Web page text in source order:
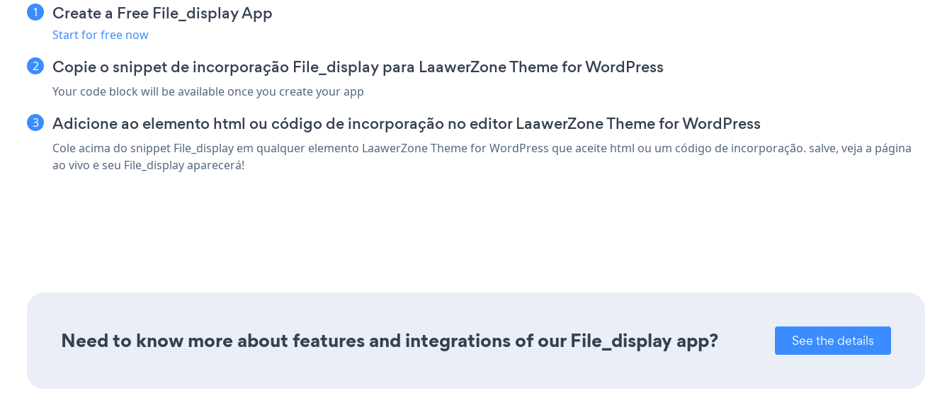
Create a Free File_display App
Start for free now
Copie o snippet de incorporação File_display para LaawerZone Theme for WordPress
Your code block will be available once you create your app
Adicione ao elemento html ou código de incorporação no editor LaawerZone Theme for WordPress
Cole acima do snippet File_display em qualquer elemento LaawerZone Theme for WordPress que aceite html ou um código de incorporação. salve, veja a página
ao vivo e seu File_display aparecerá!
Need to know more about features and integrations of our File_display app? See the details